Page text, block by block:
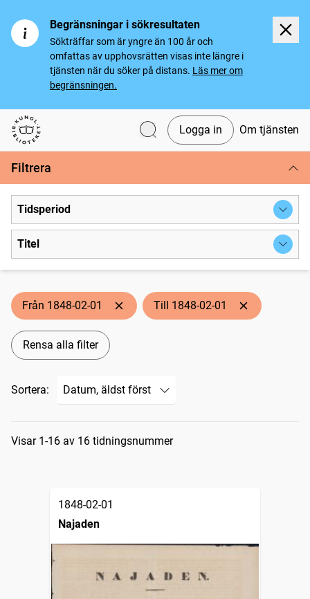
Begränsningar i sökresultaten
Sökträffar som är yngre än 100 år och
omfattas av upphovsrätten visas inte längre i
tjänsten när du söker på distans. Läs mer om
begränsningen.
Svenska tidningar
Logga in Om tjänsten
Filtrera
Tidsperiod
Titel
Från 1848-02-01 Till 1848-02-01
Rensa alla filter
Sortera:
Sökresultat
Visar 1-16 av 16 tidningsnummer
1848-02-01
Najaden